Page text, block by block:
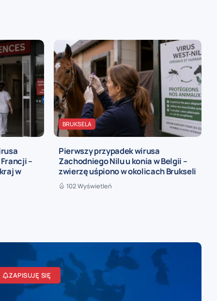
–
w
BRUKSELA
Pierwszy przypadek wirusa
Zachodniego Nilu u konia w Belgii –
zwierzę uśpiono w okolicach Brukseli
102 Wyświetleń
ZAPISUJĘ SIĘ